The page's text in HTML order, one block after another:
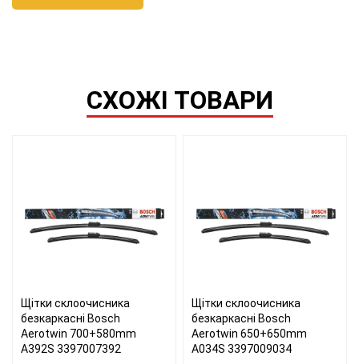
СХОЖІ ТОВАРИ
Щітки склоочисника
безкаркасні Bosch
Aerotwin 700+580mm
A392S 3397007392
Щітки склоочисника
безкаркасні Bosch
Aerotwin 650+650mm
A034S 3397009034